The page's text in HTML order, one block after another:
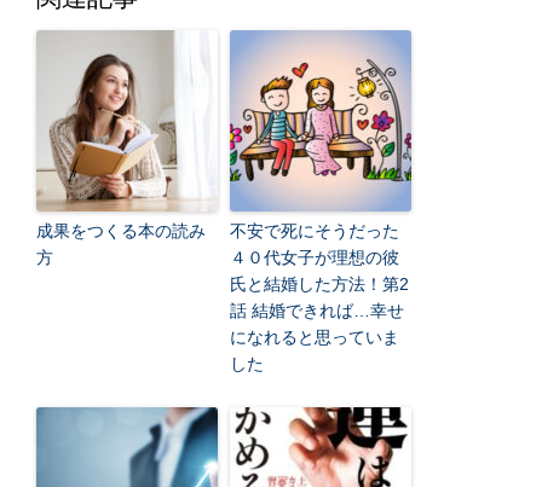
成果をつくる本の読み
方
不安で死にそうだった
４０代女子が理想の彼
氏と結婚した方法！第2
話 結婚できれば…幸せ
になれると思っていま
した